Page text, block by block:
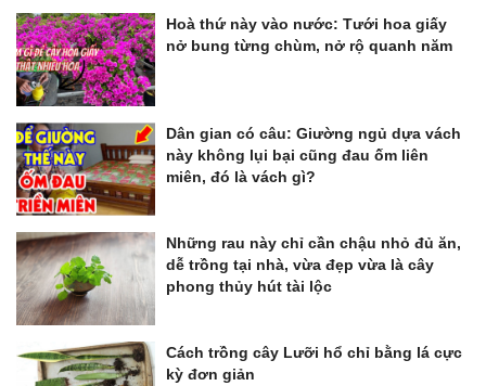
Hoà thứ này vào nước: Tưới hoa giấy
nở bung từng chùm, nở rộ quanh năm
Dân gian có câu: Giường ngủ dựa vách
này không lụi bại cũng đau ốm liên
miên, đó là vách gì?
Những rau này chỉ cần chậu nhỏ đủ ăn,
dễ trồng tại nhà, vừa đẹp vừa là cây
phong thủy hút tài lộc
Cách trồng cây Lưỡi hổ chỉ bằng lá cực
kỳ đơn giản